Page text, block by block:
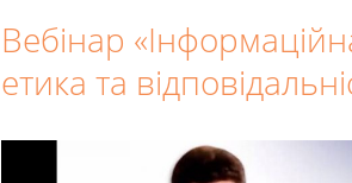
Вебінар
етика та